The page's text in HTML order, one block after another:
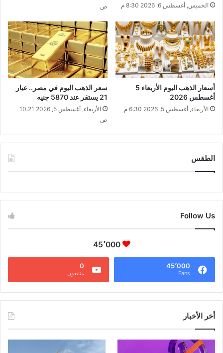
الخميس, أغسطس 6, 2026 8:30 م
ص
أسعار الذهب اليوم الأربعاء 5
أغسطس 2026
الأربعاء, أغسطس 5, 2026 6:30 م
سعر الذهب اليوم في مصر.. عيار
21 يستقر عند 5870 جنيه
الأربعاء, أغسطس 5, 2026 10:21
ص
الطقس
Follow Us
45٬000
45٬000
Fans
0
متابعون
أخر الأخبار